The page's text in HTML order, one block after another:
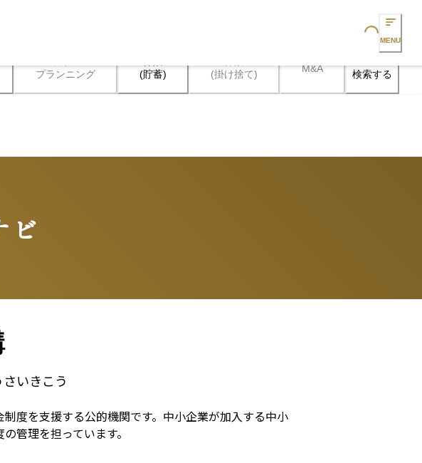
Loading...
MENU
プランニング
(貯蓄)
(掛け捨て)
M&A 検索する
ビ
いきこう
度を支援する公的機関です。中小企業が加入する中小
管理を担っています。